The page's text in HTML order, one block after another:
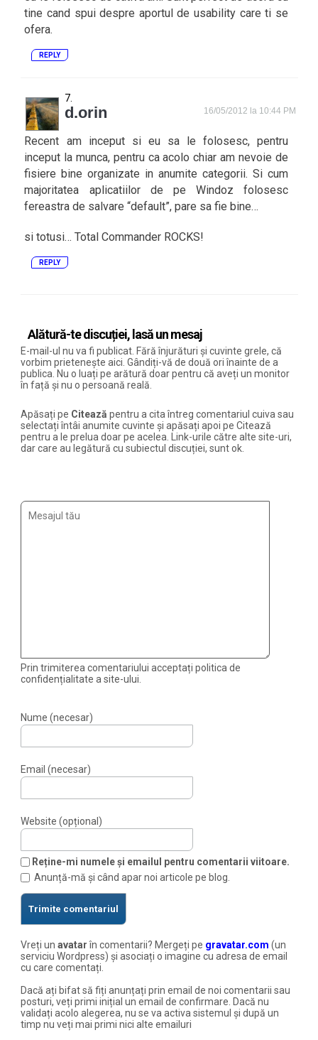
tine cand spui despre aportul de usability care ti se
ofera.
REPLY
d.orin 16/05/2012 la 10:44 PM
Recent am inceput si eu sa le folosesc, pentru
inceput la munca, pentru ca acolo chiar am nevoie de
fisiere bine organizate in anumite categorii. Si cum
majoritatea aplicatiilor de pe Windoz folosesc
fereastra de salvare “default”, pare sa fie bine…
si totusi… Total Commander ROCKS!
REPLY
Alătură-te discuției, lasă un mesaj
E-mail-ul nu va fi publicat. Fără înjurături și cuvinte grele, că
vorbim prietenește aici. Gândiți-vă de două ori înainte de a
publica. Nu o luați pe arătură doar pentru că aveți un monitor
în față și nu o persoană reală.
Apăsați pe Citează pentru a cita întreg comentariul cuiva sau
selectați întâi anumite cuvinte și apăsați apoi pe Citează
pentru a le prelua doar pe acelea. Link-urile către alte site-uri,
dar care au legătură cu subiectul discuției, sunt ok.
Prin trimiterea comentariului acceptați politica de
confidențialitate a site-ului.
Nume (necesar)
Email (necesar)
Website (opțional)
Reține-mi numele și emailul pentru comentarii viitoare.
Anunță-mă și când apar noi articole pe blog.
Vreți unavatarîn comentarii? Mergeți pe gravatar.com (un
serviciu Wordpress) și asociați o imagine cu adresa de email
cu care comentați.
Dacă ați bifat să fiți anunțați prin email de noi comentarii sau
posturi, veți primi inițial un email de confirmare. Dacă nu
validați acolo alegerea, nu se va activa sistemul și după un
timp nu veți mai primi nici alte emailuri